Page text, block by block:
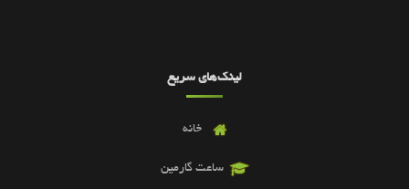
لینک‌های سریع
خانه
ساعت گارمین